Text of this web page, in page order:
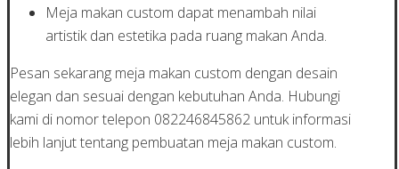
Meja makan custom dapat menambah nilai
artistik dan estetika pada ruang makan Anda.
Pesan sekarang meja makan custom dengan desain
elegan dan sesuai dengan kebutuhan Anda. Hubungi
kami di nomor telepon 082246845862 untuk informasi
lebih lanjut tentang pembuatan meja makan custom.